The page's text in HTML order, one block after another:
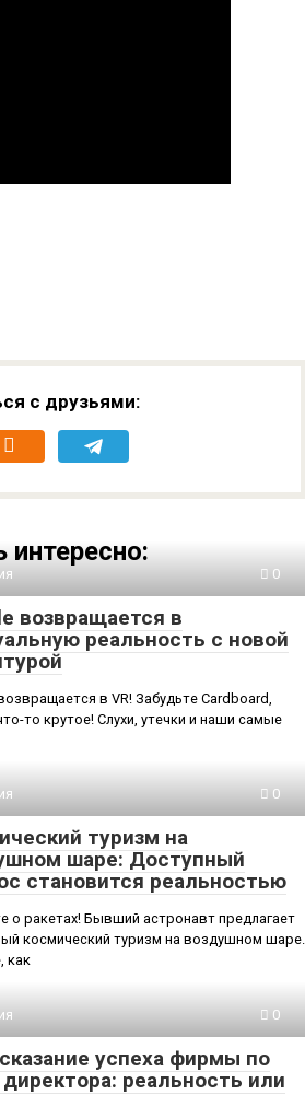
с друзьями:
0
возвращается в
реальность с новой
в VR! Забудьте Cardboard,
то крутое! Слухи, утечки и наши самые
0
туризм на
шаре: Доступный
становится реальностью
о ракетах! Бывший астронавт предлагает
космический туризм на воздушном шаре.
как
0
успеха фирмы по
реальность или